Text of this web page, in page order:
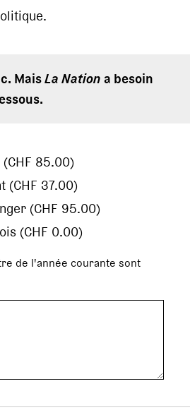
MaisLa Nationa besoin
85.00)
(CHF 37.00)
(CHF 95.00)
(CHF 0.00)
de l'année courante sont